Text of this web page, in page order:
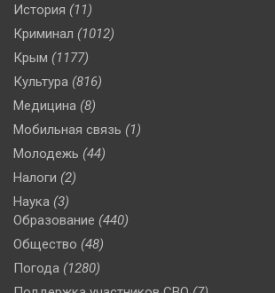
История (11)
Криминал (1012)
Крым (1177)
Культура (816)
Медицина (8)
Мобильная связь (1)
Молодежь (44)
Налоги (2)
Наука (3)
Образование (440)
Общество (48)
Погода (1280)